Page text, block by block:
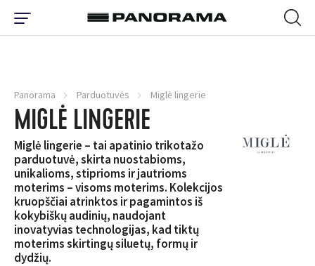
Panorama Parduotuvės Miglė lingerie
MIGLĖ LINGERIE
Miglė lingerie – tai apatinio trikotažo
parduotuvė, skirta nuostabioms,
unikalioms, stiprioms ir jautrioms
moterims – visoms moterims. Kolekcijos
kruopščiai atrinktos ir pagamintos iš
kokybiškų audinių, naudojant
inovatyvias technologijas, kad tiktų
moterims skirtingų siluetų, formų ir
dydžių.